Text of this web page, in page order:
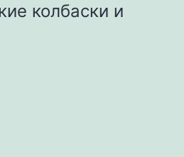
колбаски и